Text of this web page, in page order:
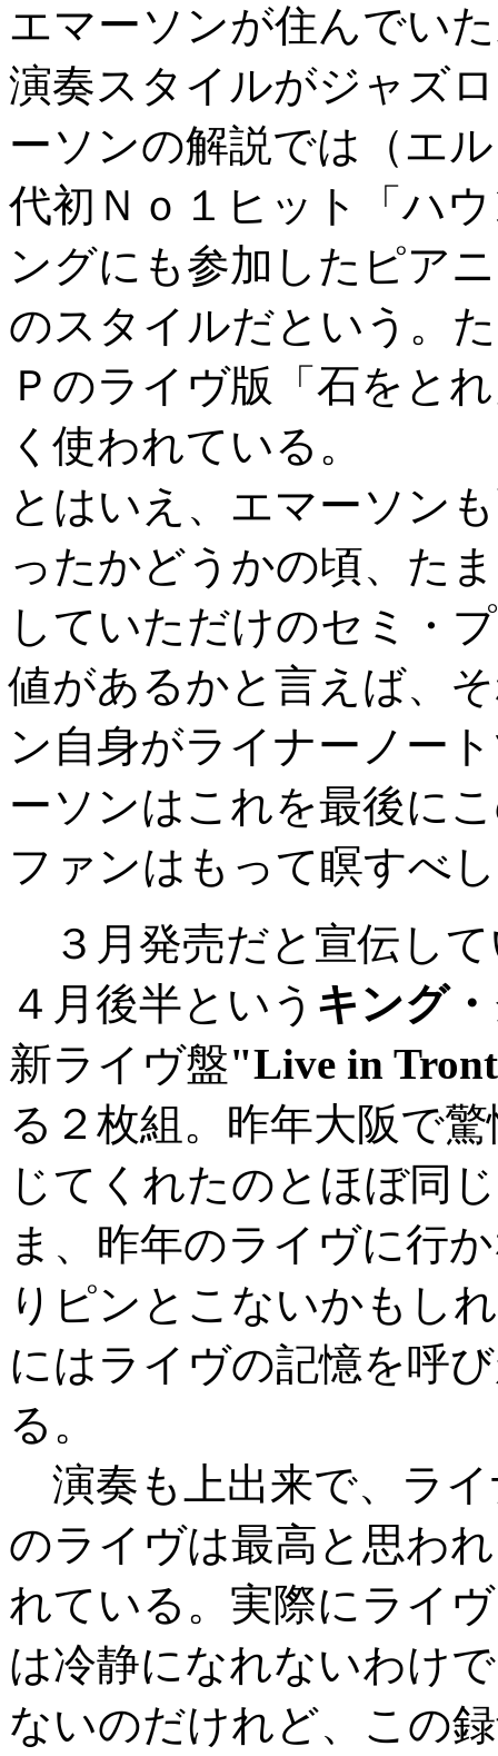
エマーソンが住んでい
演奏スタイルがジャズ
ーソンの解説では（エ
代初Ｎｏ１ヒット「ハ
ングにも参加したピア
のスタイルだという。
Ｐのライヴ版「石をと
く使われている。
とはいえ、エマーソン
ったかどうかの頃、た
していただけのセミ・
値があるかと言えば、
ン自身がライナーノー
ーソンはこれを最後に
ファンはもって瞑すべ
３月発売だと宣伝し
４月後半という キング
新ライヴ盤"Live in
る２枚組。昨年大阪で
じてくれたのとほぼ同
ま、昨年のライヴに行
りピンとこないかもし
にはライヴの記憶を呼
る。
演奏も上出来で、ラ
のライヴは最高と思わ
れている。実際にライ
は冷静になれないわけ
ないのだけれど、この